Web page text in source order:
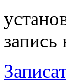
запись